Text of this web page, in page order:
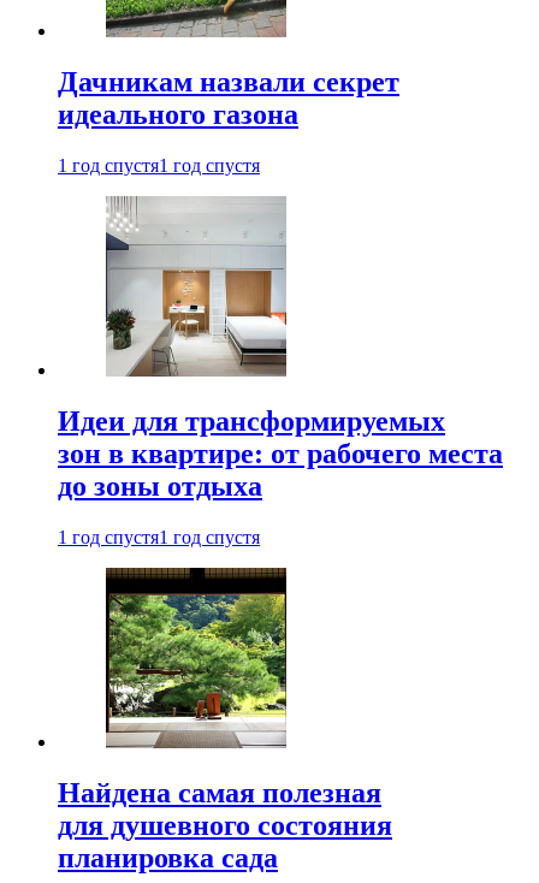
Дачникам назвали секрет
идеального газона
1 год спустя1 год спустя
Идеи для трансформируемых
зон в квартире: от рабочего места
до зоны отдыха
1 год спустя1 год спустя
Найдена самая полезная
для душевного состояния
планировка сада